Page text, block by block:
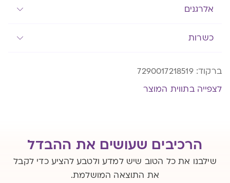
אלרגנים
כשרות
ברקוד:7290017218519
לצפייה בתווית המוצר
הרכיבים שעושים את ההבדל
שילבנו את כל הטוב שיש למדע ולטבע להציע כדי לקבל
את התוצאה המושלמת.